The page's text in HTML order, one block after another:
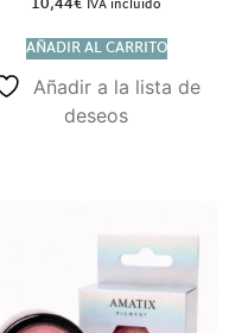
IVA incluido
AÑADIR AL CARRITO
Añadir a la lista de
deseos